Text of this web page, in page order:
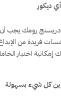
ديكور
دريسنج رومك يجب
لمسات فريدة من
إمكانية اختيار
كل شيء بسهولة